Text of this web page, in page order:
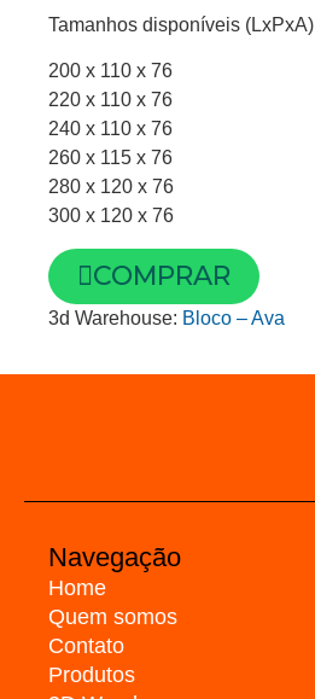
Tamanhos disponíveis (LxPxA)
200 x 110 x 76
220 x 110 x 76
240 x 110 x 76
260 x 115 x 76
280 x 120 x 76
300 x 120 x 76
COMPRAR
3d Warehouse: Bloco – Ava
Navegação
Home
Quem somos
Contato
Produtos